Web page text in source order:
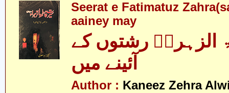
Seerat e Fatimatuz
aainey may
الزہراؑ رشتوں کے
آئینے میں
Author : Kaneez Zehra